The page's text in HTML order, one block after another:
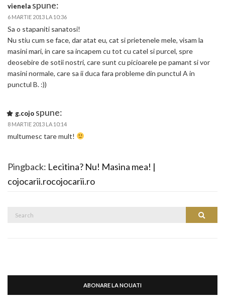
vienela spune:
6 MARTIE 2013 LA 10:36
Sa o stapaniti sanatosi!
Nu stiu cum se face, dar atat eu, cat si prietenele mele, visam la
masini mari, in care sa incapem cu tot cu catel si purcel, spre
deosebire de sotii nostri, care sunt cu picioarele pe pamant si vor
masini normale, care sa ii duca fara probleme din punctul A in
punctul B. :))
g.cojo spune:
8 MARTIE 2013 LA 10:14
multumesc tare mult!
Pingback: Lecitina? Nu! Masina mea! |
cojocarii.rocojocarii.ro
Search
ABONARE LA NOUATI